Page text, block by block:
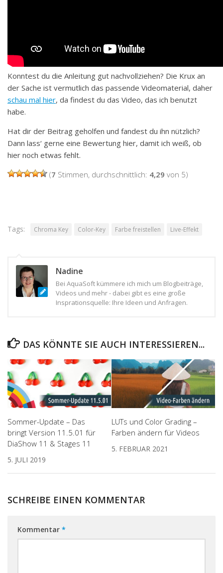
Konntest du die Anleitung gut nachvollziehen? Die Krux an
der Sache ist vermutlich das passende Videomaterial, daher
schau mal hier, da findest du das Video, das ich benutzt
habe.
Hat dir der Beitrag geholfen und fandest du ihn nützlich?
Dann lass‘ gerne eine Bewertung hier, damit ich weiß, ob
hier noch etwas fehlt.
(7 Stimmen, durchschnittlich: 4,29 von 5)
Tags: Chroma Key Color-Key Farbe freistellen Live-Effekt
Nadine
Bei AquaSoft kümmere ich mich um Blogbeiträge,
Videos und mehr - dabei gibt es eine große
Insprationsquelle: Ihre Ideen und Anfragen.
DAS KÖNNTE SIE AUCH INTERESSIEREN...
Sommer-Update – Das
bringt Version 11.5.01 für
DiaShow 11 & Stages 11
5. JULI 2019
LUTs und Color Grading –
Farben ändern für Videos
5. FEBRUAR 2021
SCHREIBE EINEN KOMMENTAR
Kommentar *